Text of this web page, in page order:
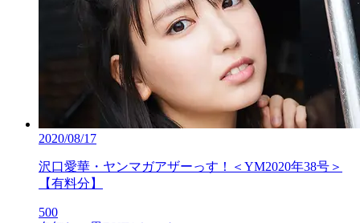
2020/08/17
沢口愛華・ヤンマガアザーっす！＜YM2020年38号＞
【有料分】
500